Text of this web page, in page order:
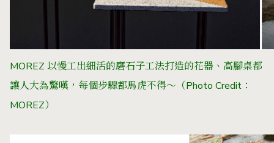
MOREZ 以慢工出細活的磨石子工法打造的花器、高腳桌都
讓人大為驚嘆，每個步驟都馬虎不得～（Photo Credit：
MOREZ）